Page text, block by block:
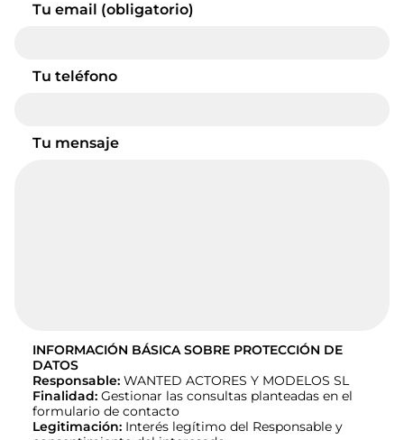
Tu email (obligatorio)
Tu teléfono
Tu mensaje
INFORMACIÓN BÁSICA SOBRE PROTECCIÓN DE
DATOS
Responsable: WANTED ACTORES Y MODELOS SL
Finalidad: Gestionar las consultas planteadas en el
formulario de contacto
Legitimación: Interés legítimo del Responsable y